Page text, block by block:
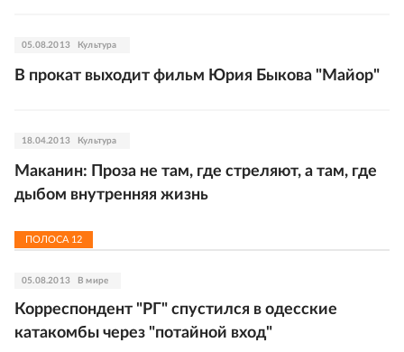
05.08.2013 Культура
В прокат выходит фильм Юрия Быкова "Майор"
18.04.2013 Культура
Маканин: Проза не там, где стреляют, а там, где
дыбом внутренняя жизнь
ПОЛОСА 12
05.08.2013 В мире
Корреспондент "РГ" спустился в одесские
катакомбы через "потайной вход"